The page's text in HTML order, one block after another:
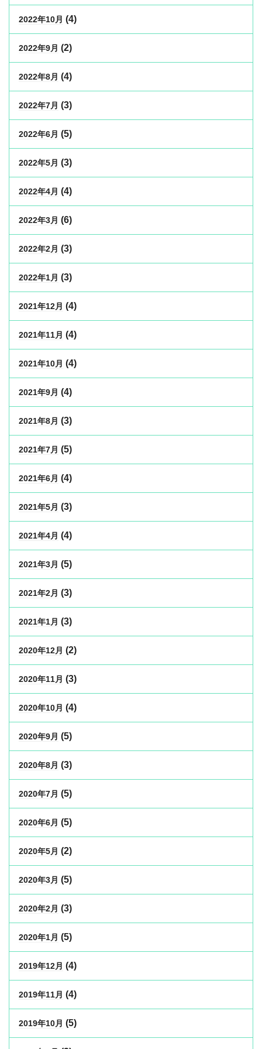
2022年10月 (4)
2022年9月 (2)
2022年8月 (4)
2022年7月 (3)
2022年6月 (5)
2022年5月 (3)
2022年4月 (4)
2022年3月 (6)
2022年2月 (3)
2022年1月 (3)
2021年12月 (4)
2021年11月 (4)
2021年10月 (4)
2021年9月 (4)
2021年8月 (3)
2021年7月 (5)
2021年6月 (4)
2021年5月 (3)
2021年4月 (4)
2021年3月 (5)
2021年2月 (3)
2021年1月 (3)
2020年12月 (2)
2020年11月 (3)
2020年10月 (4)
2020年9月 (5)
2020年8月 (3)
2020年7月 (5)
2020年6月 (5)
2020年5月 (2)
2020年3月 (5)
2020年2月 (3)
2020年1月 (5)
2019年12月 (4)
2019年11月 (4)
2019年10月 (5)